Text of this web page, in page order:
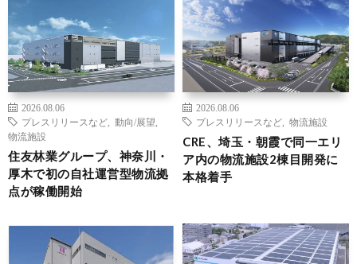
2026.08.06
プレスリリースなど
動向/展望
物流施設
住友林業グループ、神奈川・
厚木で初の自社運営型物流拠
点が稼働開始
2026.08.06
プレスリリースなど
物流施設
CRE、埼玉・朝霞で同一エリ
ア内の物流施設2棟目開発に
本格着手